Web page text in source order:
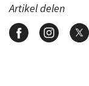
Artikel delen